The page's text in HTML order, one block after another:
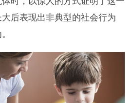
后表现出非典型的社会行为